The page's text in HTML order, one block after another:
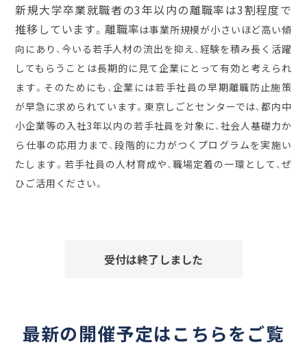
新規大学卒業就職者の3年以内の離職率は3割程度で
推移しています。離職率は事業所規模が小さいほど高い傾
向にあり、今いる若手人材の流出を抑え、経験を積み長く活躍
してもらうことは長期的に見て企業にとって有効と考えられ
ます。そのためにも、企業には若手社員の早期離職防止施策
が早急に求められています。東京しごとセンターでは、都内中
小企業等の入社3年以内の若手社員を対象に、社会人基礎力か
ら仕事の応用力まで、段階的に力がつくプログラムを実施い
たします。若手社員の人材育成や、職場定着の一環として、ぜ
ひご活用ください。
受付は終了しました
最新の開催予定はこちらをご覧